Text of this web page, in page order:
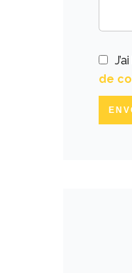
de